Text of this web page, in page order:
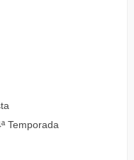
Temporada